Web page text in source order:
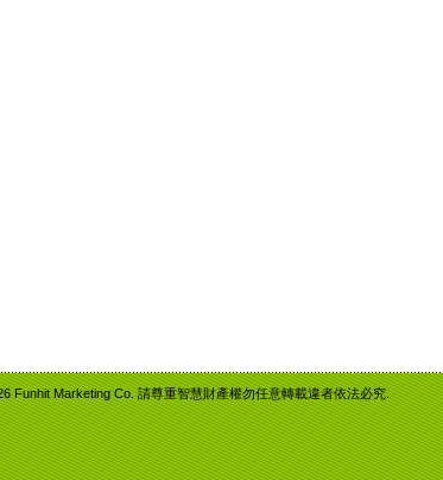
Funhit Marketing Co. 請尊重智慧財產權勿任意轉載違者依法必究.